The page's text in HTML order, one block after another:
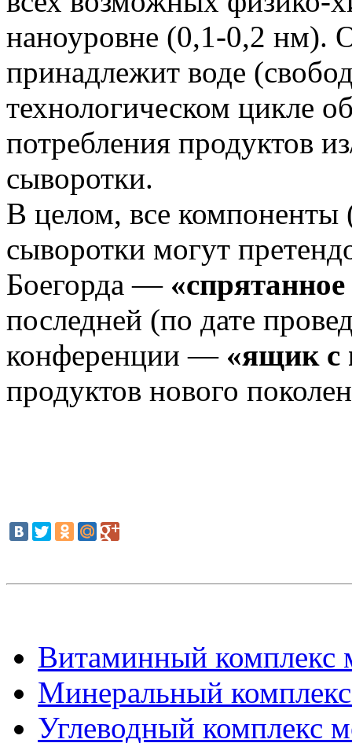
наноуровне (0,1-0,2 нм).
принадлежит воде
технологическом цикле
потребления продуктов
сыворотки.
В целом, все
сыворотки могут
Боегорда —
последней (по дате
конференции — «ящик с
продуктов нового
Витаминный комплекс
Минеральный
Углеводный комплекс